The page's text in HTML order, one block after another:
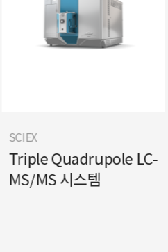
SCIEX
Triple Quadrupole LC-
MS/MS 시스템